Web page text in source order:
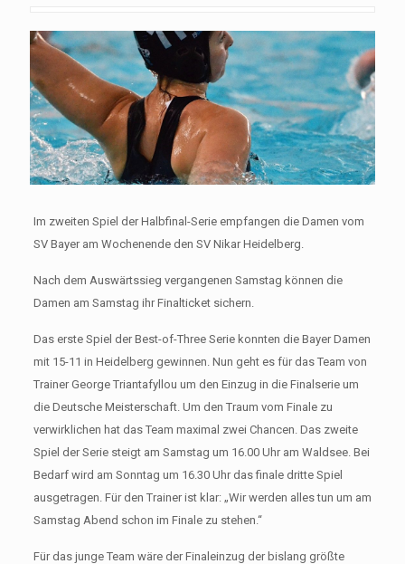
Im zweiten Spiel der Halbfinal-Serie empfangen die Damen vom
SV Bayer am Wochenende den SV Nikar Heidelberg.
Nach dem Auswärtssieg vergangenen Samstag können die
Damen am Samstag ihr Finalticket sichern.
Das erste Spiel der Best-of-Three Serie konnten die Bayer Damen
mit 15-11 in Heidelberg gewinnen. Nun geht es für das Team von
Trainer George Triantafyllou um den Einzug in die Finalserie um
die Deutsche Meisterschaft. Um den Traum vom Finale zu
verwirklichen hat das Team maximal zwei Chancen. Das zweite
Spiel der Serie steigt am Samstag um 16.00 Uhr am Waldsee. Bei
Bedarf wird am Sonntag um 16.30 Uhr das finale dritte Spiel
ausgetragen. Für den Trainer ist klar: „Wir werden alles tun um am
Samstag Abend schon im Finale zu stehen.“
Für das junge Team wäre der Finaleinzug der bislang größte